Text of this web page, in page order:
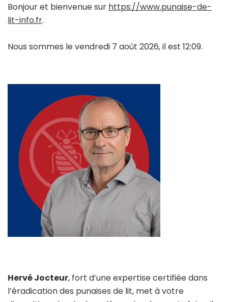
Bonjour et bienvenue sur https://www.punaise-de-
lit-info.fr.
Nous sommes le vendredi 7 août 2026, il est 12:09.
Hervé Jocteur, fort d’une expertise certifiée dans
l’éradication des punaises de lit, met à votre